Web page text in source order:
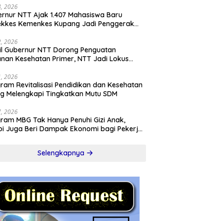
2026
NTT Ajak 1.407 Mahasiswa Baru
Kemenkes Kupang Jadi Penggerak
2026
Gubernur NTT Dorong Penguatan
Kesehatan Primer, NTT Jadi Lokus
2026
Revitalisasi Pendidikan dan Kesehatan
Melengkapi Tingkatkan Mutu SDM
2026
MBG Tak Hanya Penuhi Gizi Anak,
Juga Beri Dampak Ekonomi bagi Pekerja
Selengkapnya